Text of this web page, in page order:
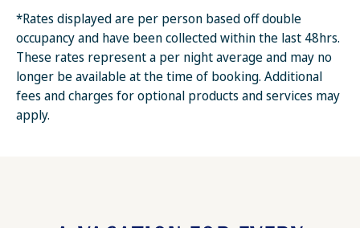
*Rates displayed are per person based off double
occupancy and have been collected within the last 48hrs.
These rates represent a per night average and may no
longer be available at the time of booking. Additional
fees and charges for optional products and services may
apply.